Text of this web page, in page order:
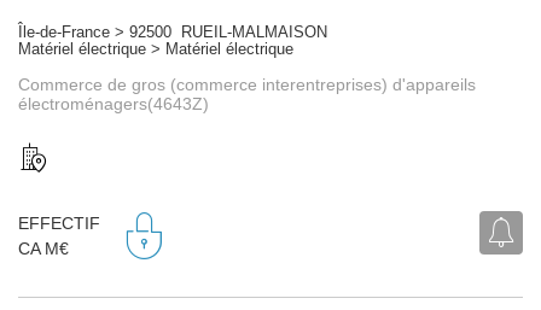
Île-de-France > 92500 RUEIL-MALMAISON
Matériel électrique > Matériel électrique
Commerce de gros (commerce interentreprises) d'appareils
électroménagers(4643Z)
EFFECTIF
CA M€